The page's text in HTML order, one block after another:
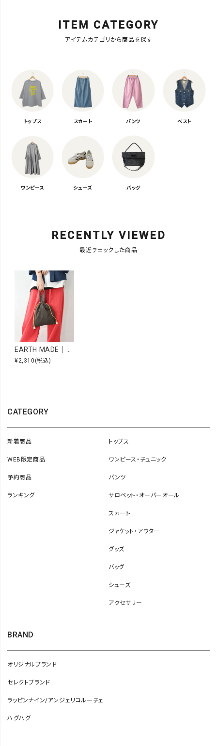
ITEM CATEGORY
アイテムカテゴリから商品を探す
トップス スカート パンツ ベスト
ワンピース シューズ バッグ
RECENTLY VIEWED
最近チェックした商品
¥2,310 (税込)
CATEGORY
新着商品
WEB限定商品
予約商品
ランキング
トップス
ワンピース・チュニック
パンツ
サロペット・オーバーオール
スカート
ジャケット・アウター
グッズ
バッグ
シューズ
アクセサリー
BRAND
オリジナルブランド
セレクトブランド
ラッピンナイン/アンジェリコルーチェ
ハグハグ